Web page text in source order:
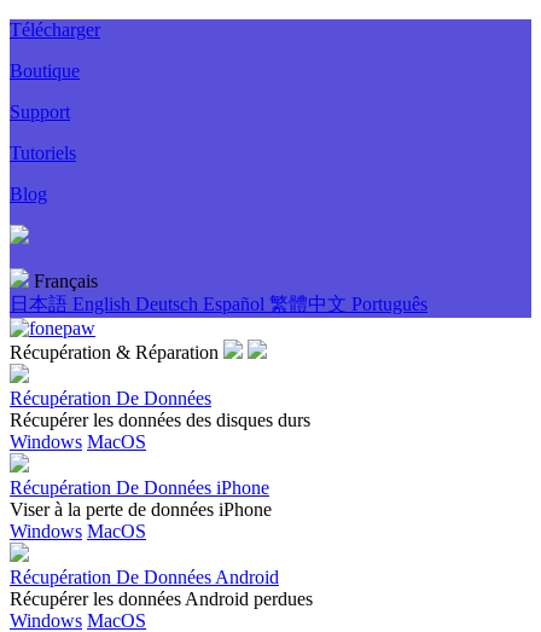
Télécharger
Boutique
Support
Tutoriels
Blog
Français
日本語 English Deutsch Español 繁體中文 Português
Récupération & Réparation
Récupération De Données
Récupérer les données des disques durs
Windows MacOS
Récupération De Données iPhone
Viser à la perte de données iPhone
Windows MacOS
Récupération De Données Android
Récupérer les données Android perdues
Windows MacOS